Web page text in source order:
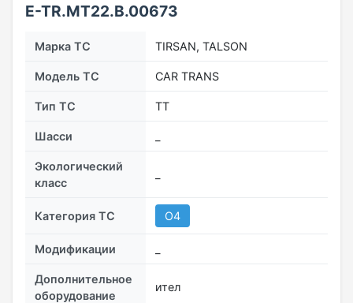
E-TR.MT22.В.00673
Марка ТС TIRSAN, TALSON
Модель ТС CAR TRANS
Тип ТС TT
Шасси
Экологический
класс
Категория ТС O4
Модификации
Дополнительное
оборудование
ител